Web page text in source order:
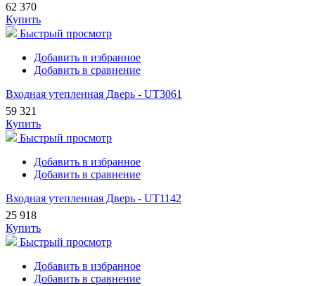
62 370
Купить
Быстрый просмотр
Добавить в избранное
Добавить в сравнение
Входная утепленная Дверь - UT3061
59 321
Купить
Быстрый просмотр
Добавить в избранное
Добавить в сравнение
Входная утепленная Дверь - UT1142
25 918
Купить
Быстрый просмотр
Добавить в избранное
Добавить в сравнение